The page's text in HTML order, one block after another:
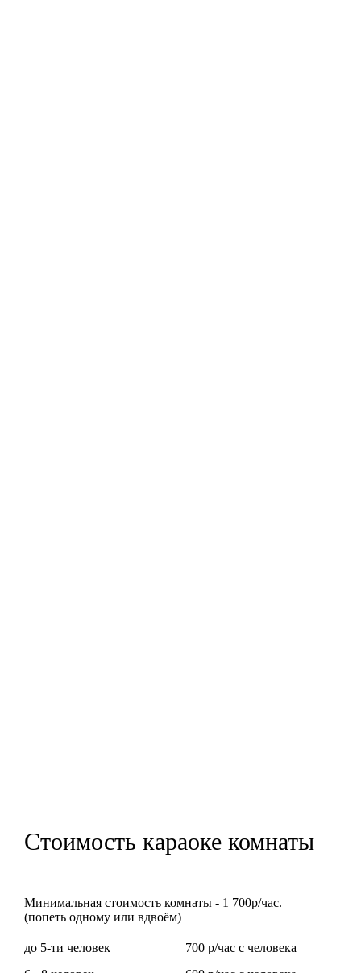
Стоимость караоке комнаты
Минимальная стоимость комнаты - 1 700р/час.
(попеть одному или вдвоём)
до 5-ти человек
700 р/час с человека